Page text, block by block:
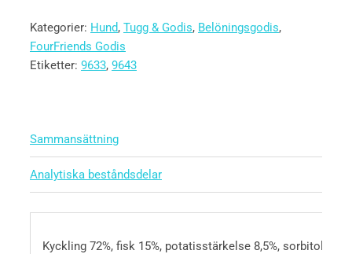
Kategorier: Hund, Tugg & Godis, Belöningsgodis,
FourFriends Godis
Etiketter: 9633, 9643
Sammansättning
Analytiska beståndsdelar
Kyckling 72%, fisk 15%, potatisstärkelse 8,5%, sorbitol